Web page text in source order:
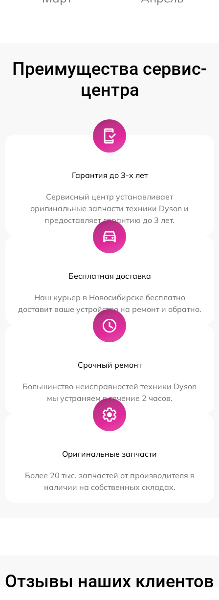
Преимущества сервис-
центра
Гарантия до 3-х лет
Сервисный центр устанавливает
оригинальные запчасти техники Dyson и
предоставляет гарантию до 3 лет.
Бесплатная доставка
Наш курьер в Новосибирске бесплатно
доставит ваше устройство на ремонт и обратно.
Срочный ремонт
Большинство неисправностей техники Dyson
мы устраняем в течение 2 часов.
Оригинальные запчасти
Более 20 тыс. запчастей от производителя в
наличии на собственных складах.
Отзывы наших клиентов